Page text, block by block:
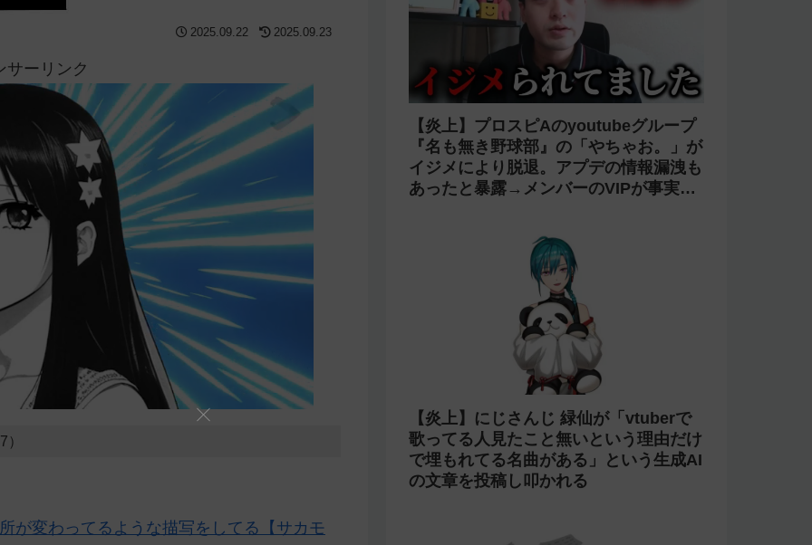
2025.09.22 2025.09.23
サーリンク
が変わってるような描写をしてる【サカモ
【炎上】プロスピAのyoutubeグループ
『名も無き野球部』の「やちゃお。」が
イジメにより脱退。アプデの情報漏洩も
あったと暴露→メンバーのVIPが事実無
【炎上】にじさんじ 緑仙が「vtuberで
歌ってる人見たこと無いという理由だけ
で埋もれてる名曲がある」という生成AI
の文章を投稿し叩かれる